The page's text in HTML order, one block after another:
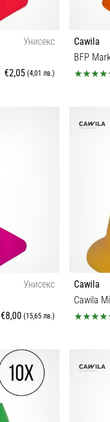
Унисекс
€2,05 (4,01 лв.)
Cawila
BFP
Унисекс
€8,00 (15,65 лв.)
Cawila
Cawila